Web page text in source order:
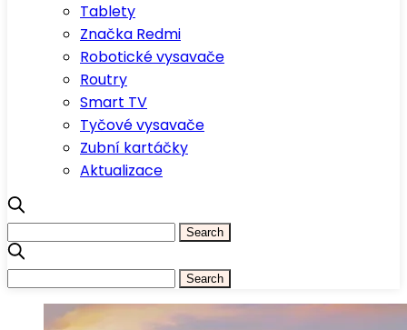
Tablety
Značka Redmi
Robotické vysavače
Routry
Smart TV
Tyčové vysavače
Zubní kartáčky
Aktualizace